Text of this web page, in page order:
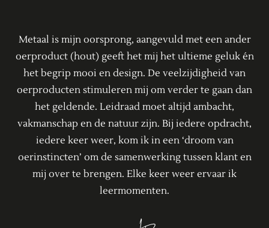
Metaal is mijn oorsprong, aangevuld met een ander
oerproduct (hout) geeft het mij het ultieme geluk én
het begrip mooi en design. De veelzijdigheid van
oerproducten stimuleren mij om verder te gaan dan
het geldende. Leidraad moet altijd ambacht,
vakmanschap en de natuur zijn. Bij iedere opdracht,
iedere keer weer, kom ik in een ‘droom van
oerinstincten’ om de samenwerking tussen klant en
mij over te brengen. Elke keer weer ervaar ik
leermomenten.